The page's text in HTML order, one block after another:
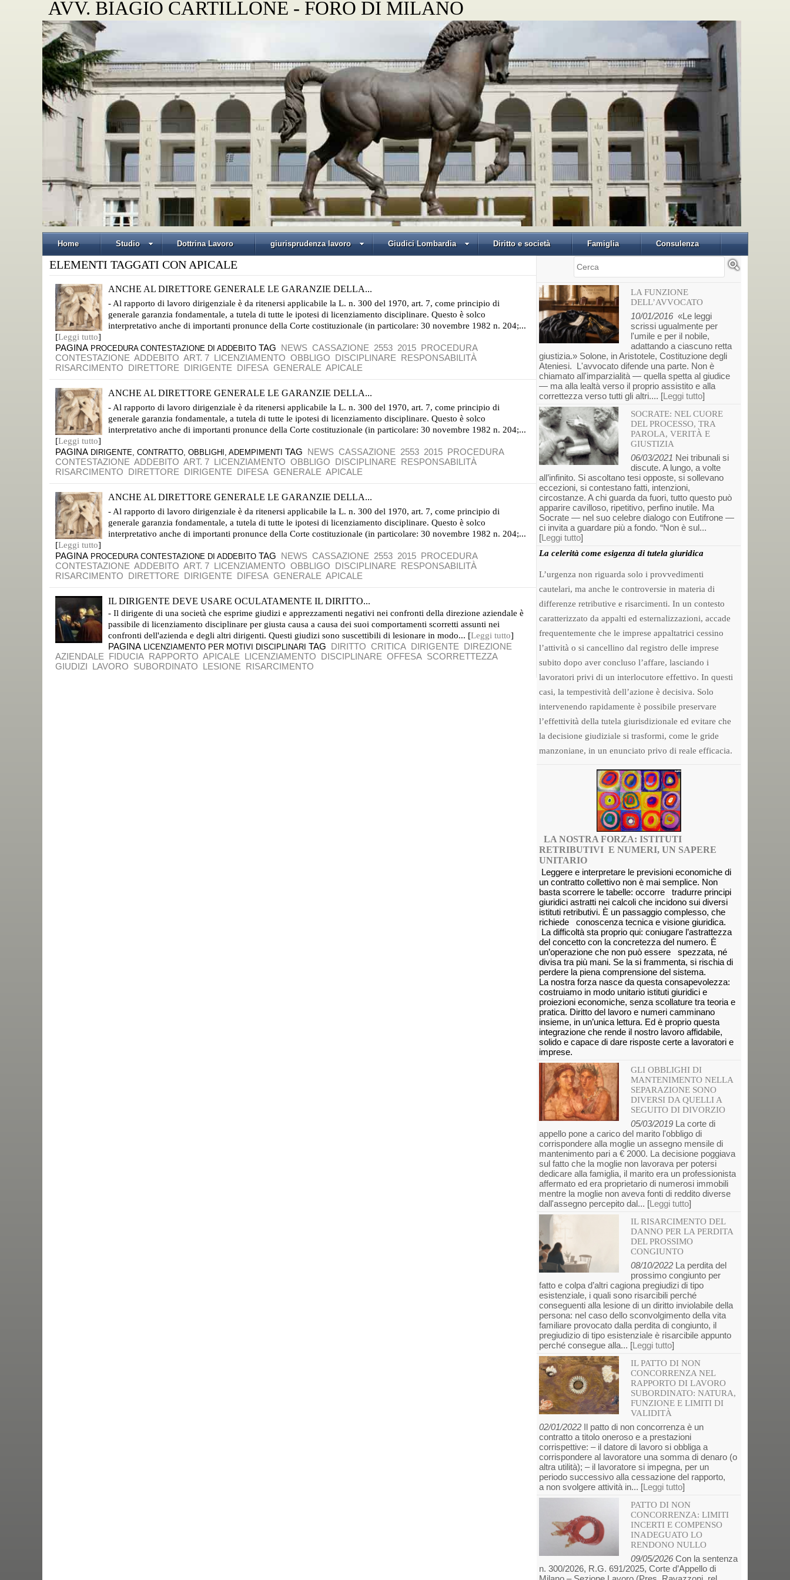
AVV. BIAGIO CARTILLONE - FORO DI MILANO
Home Studio Dottrina Lavoro giurisprudenza lavoro Giudici Lombardia Diritto e società Famiglia Consulenza
ELEMENTI TAGGATI CON APICALE
ANCHE AL DIRETTORE GENERALE LE GARANZIE DELLA...
- Al rapporto di lavoro dirigenziale è da ritenersi applicabile la L. n. 300 del 1970, art. 7, come principio di
generale garanzia fondamentale, a tutela di tutte le ipotesi di licenziamento disciplinare. Questo è solco
interpretativo anche di importanti pronunce della Corte costituzionale (in particolare: 30 novembre 1982 n. 204;...
[Leggi tutto]
PAGINA PROCEDURA CONTESTAZIONE DI ADDEBITO TAG NEWS CASSAZIONE 2553 2015 PROCEDURA
CONTESTAZIONE ADDEBITO ART. 7 LICENZIAMENTO OBBLIGO DISCIPLINARE RESPONSABILITÀ
RISARCIMENTO DIRETTORE DIRIGENTE DIFESA GENERALE APICALE
ANCHE AL DIRETTORE GENERALE LE GARANZIE DELLA...
- Al rapporto di lavoro dirigenziale è da ritenersi applicabile la L. n. 300 del 1970, art. 7, come principio di
generale garanzia fondamentale, a tutela di tutte le ipotesi di licenziamento disciplinare. Questo è solco
interpretativo anche di importanti pronunce della Corte costituzionale (in particolare: 30 novembre 1982 n. 204;...
[Leggi tutto]
PAGINA DIRIGENTE, CONTRATTO, OBBLIGHI, ADEMPIMENTI TAG NEWS CASSAZIONE 2553 2015 PROCEDURA
CONTESTAZIONE ADDEBITO ART. 7 LICENZIAMENTO OBBLIGO DISCIPLINARE RESPONSABILITÀ
RISARCIMENTO DIRETTORE DIRIGENTE DIFESA GENERALE APICALE
ANCHE AL DIRETTORE GENERALE LE GARANZIE DELLA...
- Al rapporto di lavoro dirigenziale è da ritenersi applicabile la L. n. 300 del 1970, art. 7, come principio di
generale garanzia fondamentale, a tutela di tutte le ipotesi di licenziamento disciplinare. Questo è solco
interpretativo anche di importanti pronunce della Corte costituzionale (in particolare: 30 novembre 1982 n. 204;...
[Leggi tutto]
PAGINA PROCEDURA CONTESTAZIONE DI ADDEBITO TAG NEWS CASSAZIONE 2553 2015 PROCEDURA
CONTESTAZIONE ADDEBITO ART. 7 LICENZIAMENTO OBBLIGO DISCIPLINARE RESPONSABILITÀ
RISARCIMENTO DIRETTORE DIRIGENTE DIFESA GENERALE APICALE
IL DIRIGENTE DEVE USARE OCULATAMENTE IL DIRITTO...
- Il dirigente di una società che esprime giudizi e apprezzamenti negativi nei confronti della direzione aziendale è
passibile di licenziamento disciplinare per giusta causa a causa dei suoi comportamenti scorretti assunti nei
confronti dell'azienda e degli altri dirigenti. Questi giudizi sono suscettibili di lesionare in modo... [Leggi tutto]
PAGINA LICENZIAMENTO PER MOTIVI DISCIPLINARI TAG DIRITTO CRITICA DIRIGENTE DIREZIONE
AZIENDALE FIDUCIA RAPPORTO APICALE LICENZIAMENTO DISCIPLINARE OFFESA SCORRETTEZZA
GIUDIZI LAVORO SUBORDINATO LESIONE RISARCIMENTO
Cerca
LA FUNZIONE
DELL’AVVOCATO
10/01/2016«Le leggi
scrissi ugualmente per
l'umile e per il nobile,
adattando a ciascuno retta
giustizia.» Solone, in Aristotele, Costituzione degli
Ateniesi. L'avvocato difende una parte. Non è
chiamato all'imparzialità — quella spetta al giudice
— ma alla lealtà verso il proprio assistito e alla
correttezza verso tutti gli altri.... [Leggi tutto]
SOCRATE: NEL CUORE
DEL PROCESSO, TRA
PAROLA, VERITÀ E
GIUSTIZIA
06/03/2021 Nei tribunali si
discute. A lungo, a volte
all’infinito. Si ascoltano tesi opposte, si sollevano
eccezioni, si contestano fatti, intenzioni,
circostanze. A chi guarda da fuori, tutto questo può
apparire cavilloso, ripetitivo, perfino inutile. Ma
Socrate — nel suo celebre dialogo con Eutifrone —
ci invita a guardare più a fondo. “Non è sul...
[Leggi tutto]
La celerità come esigenza di tutela giuridica
L’urgenza non riguarda solo i provvedimenti
cautelari, ma anche le controversie in materia di
differenze retributive e risarcimenti. In un contesto
caratterizzato da appalti ed esternalizzazioni, accade
frequentemente che le imprese appaltatrici cessino
l’attività o si cancellino dal registro delle imprese
subito dopo aver concluso l’affare, lasciando i
lavoratori privi di un interlocutore effettivo. In questi
casi, la tempestività dell’azione è decisiva. Solo
intervenendo rapidamente è possibile preservare
l’effettività della tutela giurisdizionale ed evitare che
la decisione giudiziale si trasformi, come le gride
manzoniane, in un enunciato privo di reale efficacia.
LA NOSTRA FORZA: ISTITUTI
RETRIBUTIVI E NUMERI, UN SAPERE
UNITARIO
Leggere e interpretare le previsioni economiche di
un contratto collettivo non è mai semplice. Non
basta scorrere le tabelle: occorre tradurre principi
giuridici astratti nei calcoli che incidono sui diversi
istituti retributivi. È un passaggio complesso, che
richiede conoscenza tecnica e visione giuridica.
La difficoltà sta proprio qui: coniugare l’astrattezza
del concetto con la concretezza del numero. È
un’operazione che non può essere spezzata, né
divisa tra più mani. Se la si frammenta, si rischia di
perdere la piena comprensione del sistema.
La nostra forza nasce da questa consapevolezza:
costruiamo in modo unitario istituti giuridici e
proiezioni economiche, senza scollature tra teoria e
pratica. Diritto del lavoro e numeri camminano
insieme, in un’unica lettura. Ed è proprio questa
integrazione che rende il nostro lavoro affidabile,
solido e capace di dare risposte certe a lavoratori e
imprese.
GLI OBBLIGHI DI
MANTENIMENTO NELLA
SEPARAZIONE SONO
DIVERSI DA QUELLI A
SEGUITO DI DIVORZIO
05/03/2019La corte di
appello pone a carico del marito l'obbligo di
corrispondere alla moglie un assegno mensile di
mantenimento pari a € 2000. La decisione poggiava
sul fatto che la moglie non lavorava per potersi
dedicare alla famiglia, il marito era un professionista
affermato ed era proprietario di numerosi immobili
mentre la moglie non aveva fonti di reddito diverse
dall'assegno percepito dal... [Leggi tutto]
IL RISARCIMENTO DEL
DANNO PER LA PERDITA
DEL PROSSIMO
CONGIUNTO
08/10/2022La perdita del
prossimo congiunto per
fatto e colpa d’altri cagiona pregiudizi di tipo
esistenziale, i quali sono risarcibili perché
conseguenti alla lesione di un diritto inviolabile della
persona: nel caso dello sconvolgimento della vita
familiare provocato dalla perdita di congiunto, il
pregiudizio di tipo esistenziale è risarcibile appunto
perché consegue alla... [Leggi tutto]
IL PATTO DI NON
CONCORRENZA NEL
RAPPORTO DI LAVORO
SUBORDINATO: NATURA,
FUNZIONE E LIMITI DI
VALIDITÀ
02/01/2022 Il patto di non concorrenza è un
contratto a titolo oneroso e a prestazioni
corrispettive: – il datore di lavoro si obbliga a
corrispondere al lavoratore una somma di denaro (o
altra utilità); – il lavoratore si impegna, per un
periodo successivo alla cessazione del rapporto,
a non svolgere attività in... [Leggi tutto]
PATTO DI NON
CONCORRENZA: LIMITI
INCERTI E COMPENSO
INADEGUATO LO
RENDONO NULLO
09/05/2026Con la sentenza
n. 300/2026, R.G. 691/2025, Corte d’Appello di